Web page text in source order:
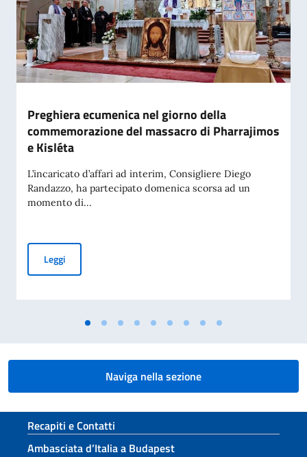
Preghiera ecumenica nel giorno della
commemorazione del massacro di Pharrajimos
e Kisléta
L’incaricato d’affari ad interim, Consigliere Diego
Randazzo, ha partecipato domenica scorsa ad un
momento di...
LeggiPreghiera ecumenica nel giorno della commemorazione
Naviga nella sezione
Sezione footer
Recapiti e Contatti
Ambasciata d’Italia a Budapest